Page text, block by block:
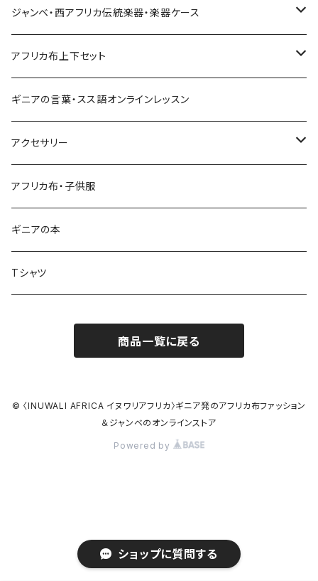
ショップに質問する
Pantalon bermuda
ワイドパンツ♡7分丈
ワイドパンツ♡ロング
ワイドパンツハイウエスト
レディーストップス
ジャンベ・西アフリカ伝統楽器・楽器ケース
ジャンベ
ジャンベケース
ドゥンドゥン ベル
アフリカ布上下セット
男女兼用シャツ＆パンツセット
ギニアの言葉・スス語オンラインレッスン
アクセサリー
キーホルダー
ネックレス
ブレスレット
シュシュ
アフリカ布・子供服
ギニアの本
Tシャツ
商品一覧に戻る
© 〈INUWALI AFRICA イヌワリアフリカ〉ギニア発のアフリカ布ファッション
＆ジャンベのオンラインストア
Powered by